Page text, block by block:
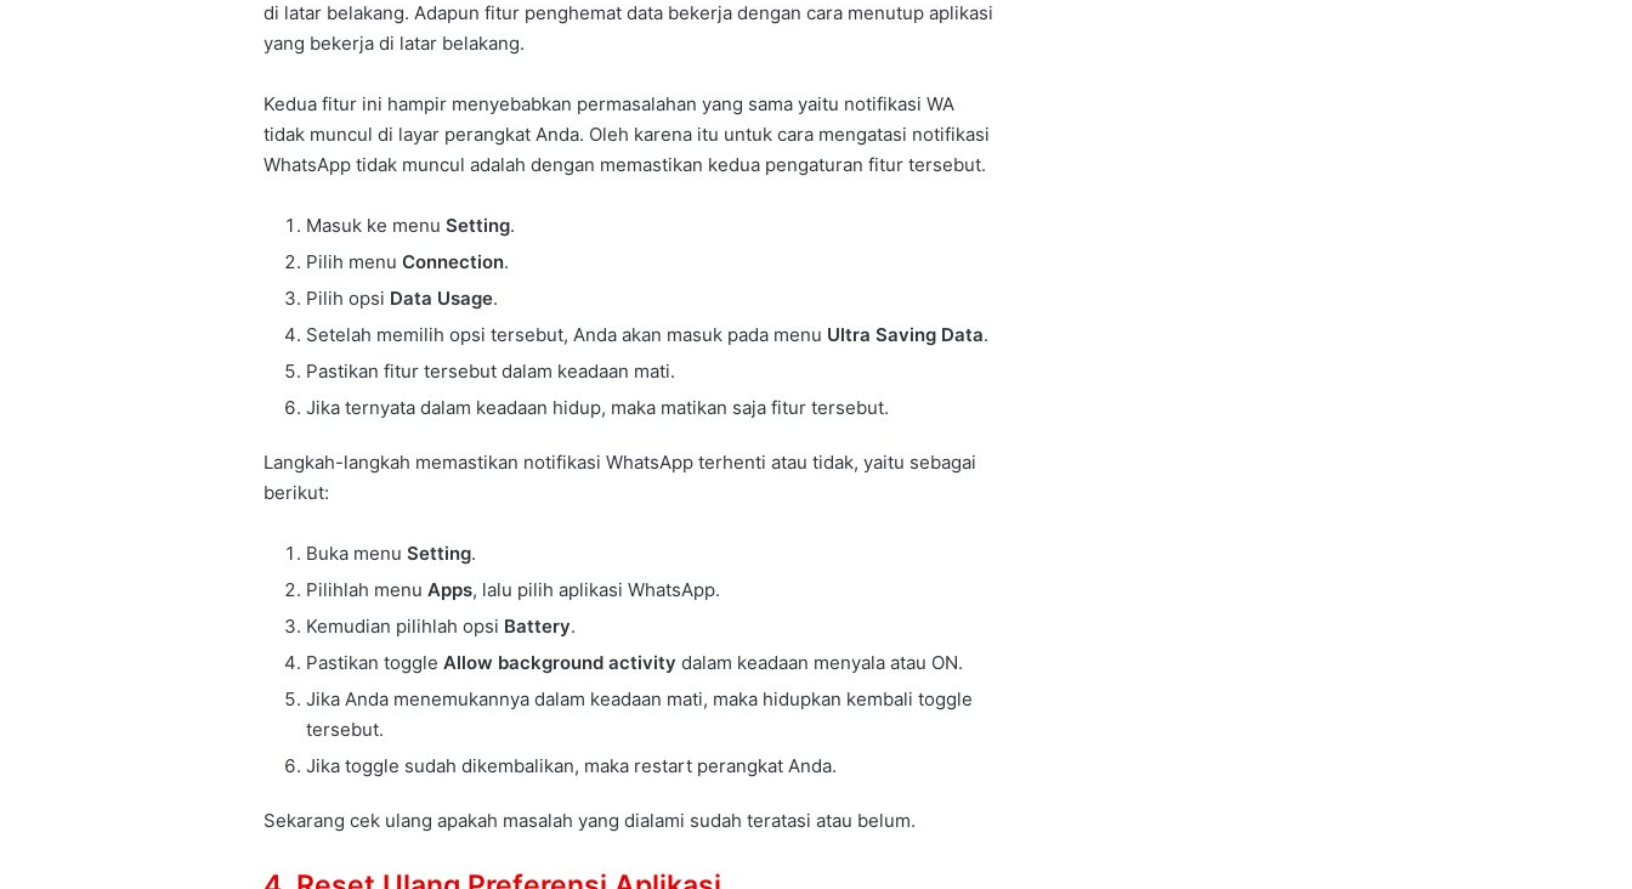
di latar belakang. Adapun fitur penghemat data bekerja dengan cara menutup aplikasi
yang bekerja di latar belakang.
Kedua fitur ini hampir menyebabkan permasalahan yang sama yaitu notifikasi WA
tidak muncul di layar perangkat Anda. Oleh karena itu untuk cara mengatasi notifikasi
WhatsApp tidak muncul adalah dengan memastikan kedua pengaturan fitur tersebut.
Masuk ke menu Setting.
Pilih menu Connection.
Pilih opsi Data Usage.
Setelah memilih opsi tersebut, Anda akan masuk pada menu Ultra Saving Data.
Pastikan fitur tersebut dalam keadaan mati.
Jika ternyata dalam keadaan hidup, maka matikan saja fitur tersebut.
Langkah-langkah memastikan notifikasi WhatsApp terhenti atau tidak, yaitu sebagai
berikut:
Buka menu Setting.
Pilihlah menu Apps, lalu pilih aplikasi WhatsApp.
Kemudian pilihlah opsi Battery.
Pastikan toggle Allow background activity dalam keadaan menyala atau ON.
Jika Anda menemukannya dalam keadaan mati, maka hidupkan kembali toggle
tersebut.
Jika toggle sudah dikembalikan, maka restart perangkat Anda.
Sekarang cek ulang apakah masalah yang dialami sudah teratasi atau belum.